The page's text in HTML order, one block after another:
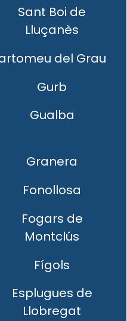
Sant Boi de
Lluçanès
del Grau
Gurb
Gualba
Granera
Fonollosa
Fogars de
Montclús
Fígols
Esplugues de
Llobregat